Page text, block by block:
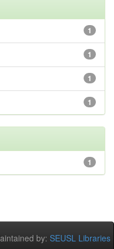
1
1
1
1
1
by: SEUSL Libraries